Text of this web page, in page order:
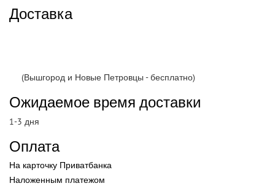
Доставка
(Вышгород и Новые Петровцы - бесплатно)
Ожидаемое время доставки
1-3 дня
Оплата
На карточку Приватбанка
Наложенным платежом